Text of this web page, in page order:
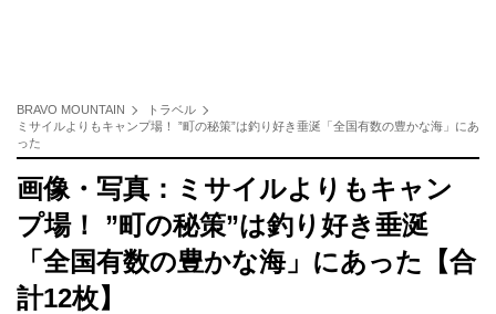
BRAVO MOUNTAIN
トラベル
ミサイルよりもキャンプ場！ ”町の秘策”は釣り好き垂涎「全国有数の豊かな海」にあ
った
画像・写真：ミサイルよりもキャン
プ場！ ”町の秘策”は釣り好き垂涎
「全国有数の豊かな海」にあった【合
計12枚】